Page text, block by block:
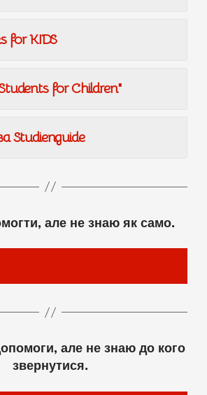
for KIDS
for Children"
Studienguide
але не знаю як само.
але не знаю до кого
звернутися.